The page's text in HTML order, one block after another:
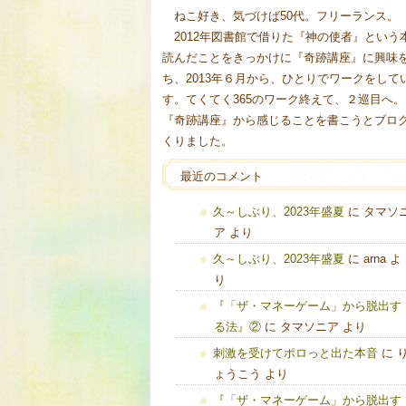
ねこ好き、気づけば50代。フリーランス。
2012年図書館で借りた『神の使者』という
読んだことをきっかけに『奇跡講座』に興味
ち、2013年６月から、ひとりでワークをして
す。てくてく365のワーク終えて、２巡目へ。
『奇跡講座』から感じることを書こうとブロ
くりました。
最近のコメント
久～しぶり、2023年盛夏 に タマソ
ア より
久～しぶり、2023年盛夏 に arnaよ
り
『「ザ・マネーゲーム」から脱出す
る法』② に タマソニア より
刺激を受けてポロっと出た本音 に り
ょうこう より
『「ザ・マネーゲーム」から脱出す